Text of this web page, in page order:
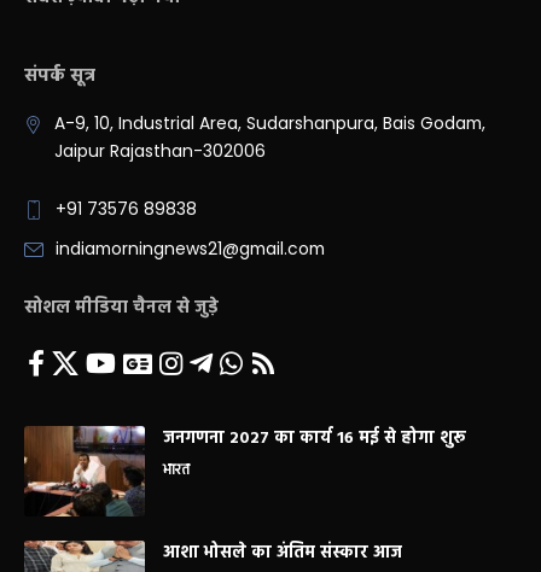
संपर्क सूत्र
A-9, 10, Industrial Area, Sudarshanpura, Bais Godam,
Jaipur Rajasthan-302006
+91 73576 89838
indiamorningnews21@gmail.com
सोशल मीडिया चैनल से जुड़े
जनगणना 2027 का कार्य 16 मई से होगा शुरू
भारत
आशा भोसले का अंतिम संस्कार आज